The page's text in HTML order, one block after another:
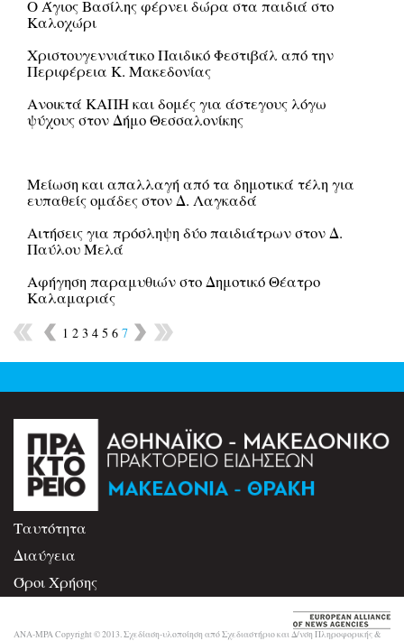
Ο Άγιος Βασίλης φέρνει δώρα στα παιδιά στο
Καλοχώρι
Χριστουγεννιάτικο Παιδικό Φεστιβάλ από την
Περιφέρεια Κ. Μακεδονίας
Ανοικτά ΚΑΠΗ και δομές για άστεγους λόγω
ψύχους στον Δήμο Θεσσαλονίκης
Μείωση και απαλλαγή από τα δημοτικά τέλη για
ευπαθείς ομάδες στον Δ. Λαγκαδά
Αιτήσεις για πρόσληψη δύο παιδιάτρων στον Δ.
Παύλου Μελά
Αφήγηση παραμυθιών στο Δημοτικό Θέατρο
Καλαμαριάς
1 2 3 4 5 6 7
Ταυτότητα
Διαύγεια
Όροι Χρήσης
ANA-MPA Copyright © 2013. Σχεδίαση-υλοποίηση από Σχεδιαστήριο και Δ/νση Πληροφορικής &